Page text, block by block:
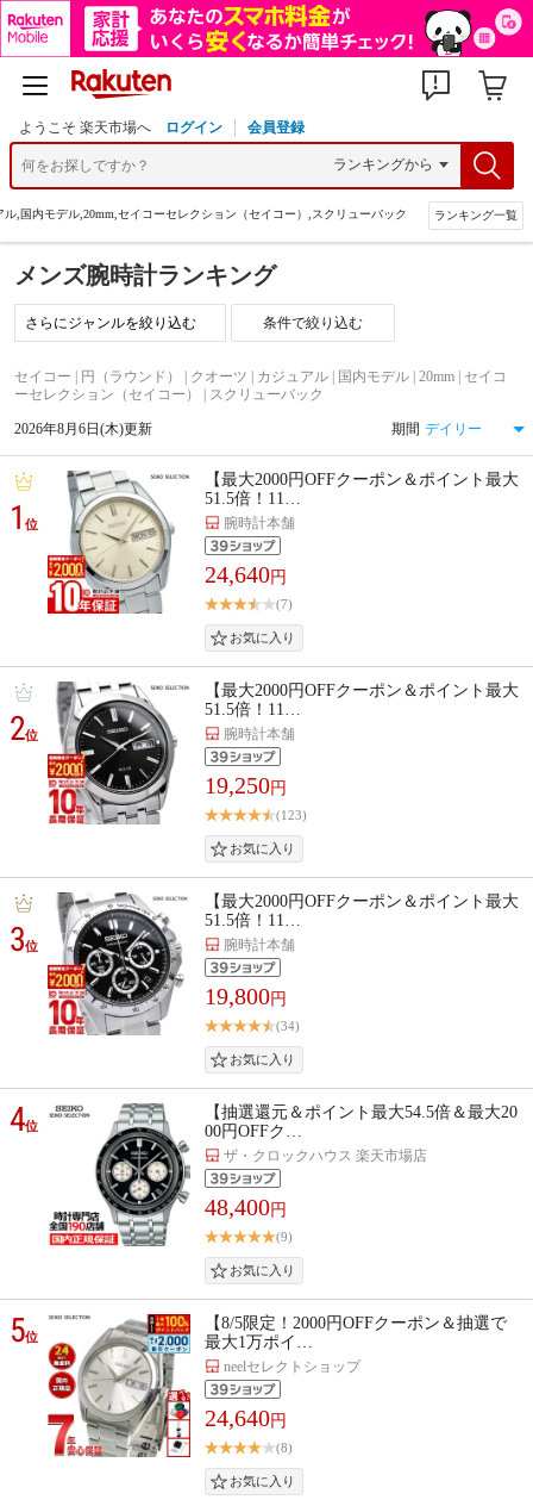
ようこそ 楽天市場へ ログイン 会員登録
,国内モデル,20mm,セイコーセレクション（セイコー）,スクリューバック ランキング一覧
メンズ腕時計ランキング
条件で絞り込む
セイコー | 円（ラウンド） | クオーツ | カジュアル | 国内モデル | 20mm | セイコ
ーセレクション（セイコー） | スクリューバック
2026年8月6日(木)更新 期間
1位
【最大2000円OFFクーポン＆ポイント最大
51.5倍！11…
腕時計本舗
24,640円
(7)
2位
【最大2000円OFFクーポン＆ポイント最大
51.5倍！11…
腕時計本舗
19,250円
(123)
3位
【最大2000円OFFクーポン＆ポイント最大
51.5倍！11…
腕時計本舗
19,800円
(34)
4位
【抽選還元＆ポイント最大54.5倍＆最大20
00円OFFク…
ザ・クロックハウス 楽天市場店
48,400円
(9)
5位
【8/5限定！2000円OFFクーポン＆抽選で
最大1万ポイ…
neelセレクトショップ
24,640円
(8)